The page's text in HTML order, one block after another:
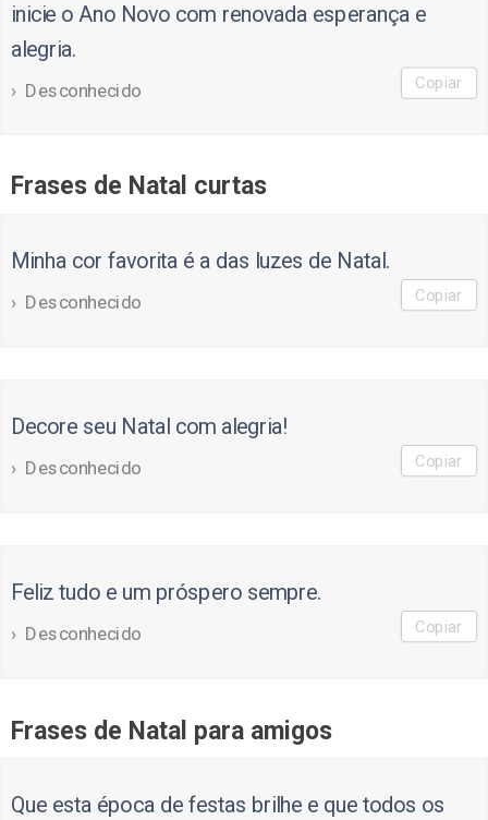
inicie o Ano Novo com renovada esperança e
alegria.
Desconhecido Copiar
Frases de Natal curtas
Minha cor favorita é a das luzes de Natal.
Desconhecido Copiar
Decore seu Natal com alegria!
Desconhecido Copiar
Feliz tudo e um próspero sempre.
Desconhecido Copiar
Frases de Natal para amigos
Que esta época de festas brilhe e que todos os